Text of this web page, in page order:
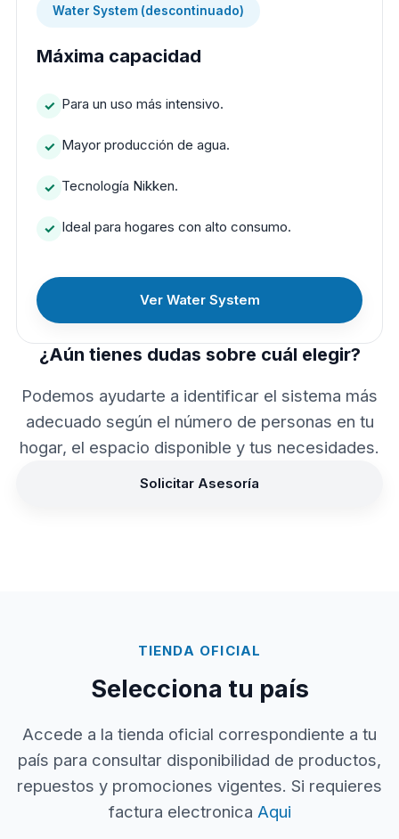
Water System (descontinuado)
Máxima capacidad
Para un uso más intensivo.
Mayor producción de agua.
Tecnología Nikken.
Ideal para hogares con alto consumo.
Ver Water System
¿Aún tienes dudas sobre cuál elegir?
Podemos ayudarte a identificar el sistema más
adecuado según el número de personas en tu
hogar, el espacio disponible y tus necesidades.
Solicitar Asesoría
TIENDA OFICIAL
Selecciona tu país
Accede a la tienda oficial correspondiente a tu
país para consultar disponibilidad de productos,
repuestos y promociones vigentes. Si requieres
factura electronica Aqui